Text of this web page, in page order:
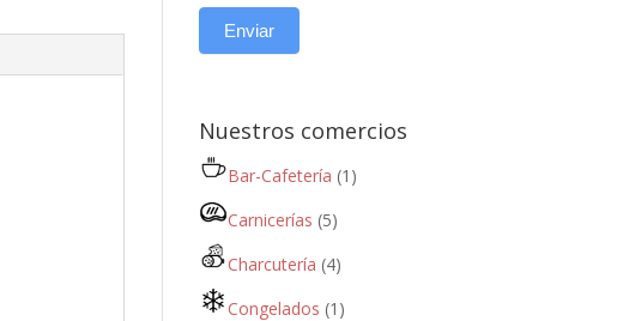
Enviar
Nuestros comercios
Bar-Cafetería (1)
Carnicerías (5)
Charcutería (4)
Congelados (1)